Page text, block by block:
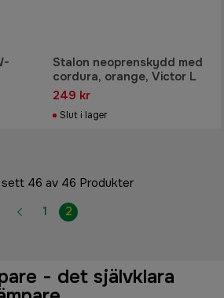
Stalon neoprenskydd med
cordura, orange, Victor L
249 kr
Slut i lager
sett 46 av 46 Produkter
1
2
- det självklara